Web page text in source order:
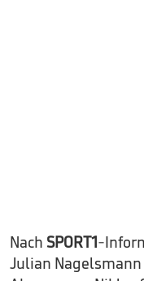
Nach SPORT1-
Julian